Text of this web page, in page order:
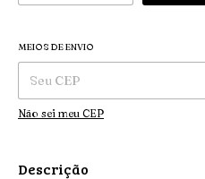
Entregas para o CEP:
MEIOS DE ENVIO
Não sei meu CEP
Descrição